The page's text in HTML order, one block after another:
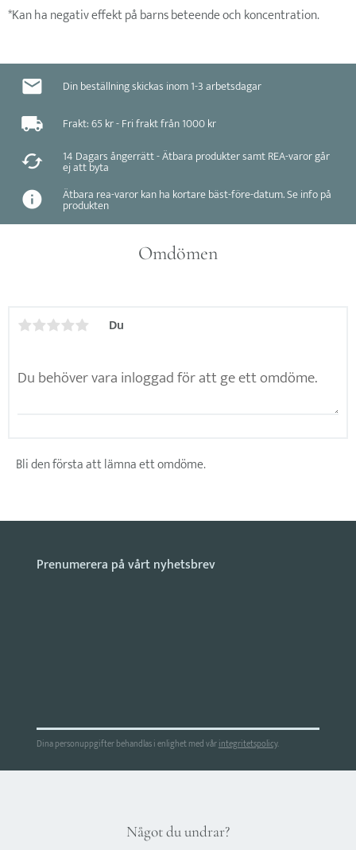
*Kan ha negativ effekt på barns beteende och koncentration.
Din beställning skickas inom 1-3 arbetsdagar
Frakt: 65 kr - Fri frakt från 1000 kr
14 Dagars ångerrätt - Ätbara produkter samt REA-varor går
ej att byta
Ätbara rea-varor kan ha kortare bäst-före-datum. Se info på
produkten
Omdömen
Du
Bli den första att lämna ett omdöme.
Dina personuppgifter behandlas i enlighet med vårintegritetspolicy.
Något du undrar?